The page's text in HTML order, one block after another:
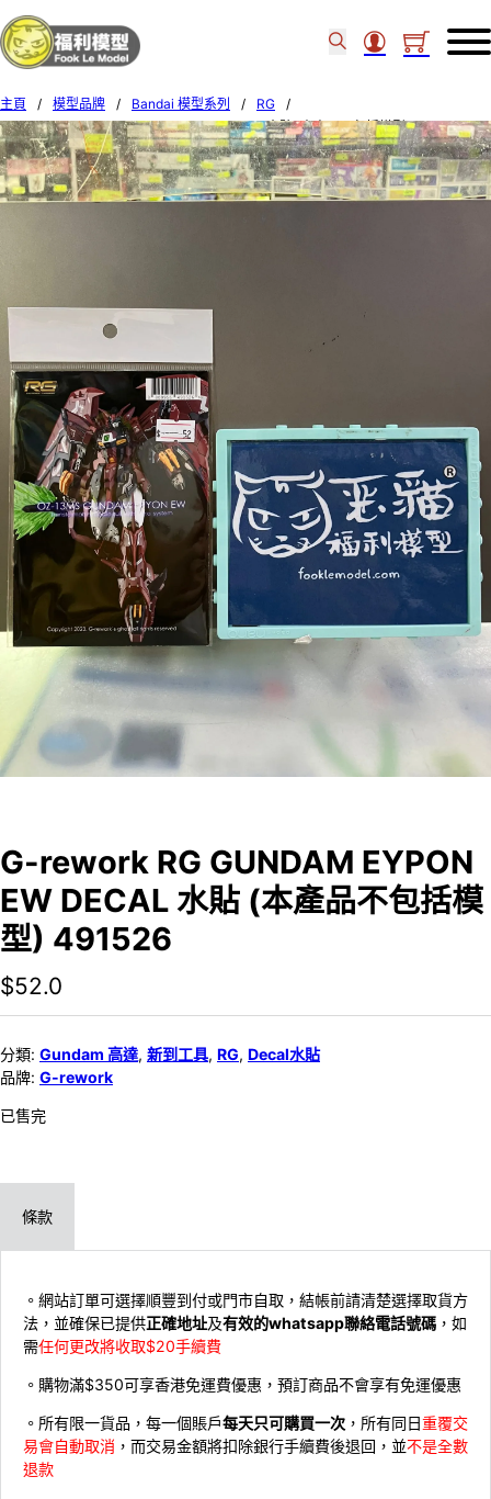
主頁 / 模型品牌 / Bandai 模型系列 / RG
/
G-rework RG GUNDAM EYPON EW DECAL 水貼 (本產品不包括模型) 491526
G-rework RG GUNDAM EYPON
EW DECAL 水貼 (本產品不包括模
型) 491526
$52.0
分類: Gundam 高達, 新到工具, RG, Decal水貼
品牌: G-rework
已售完
條款
。網站訂單可選擇順豐到付或門市自取，結帳前請清楚選擇取貨方
法，並確保已提供正確地址及有效的whatsapp聯絡電話號碼 ，如
需任何更改將收取$20手續費
。購物滿$350可享香港免運費優惠，預訂商品不會享有免運優惠
。所有限一貨品，每一個賬戶每天只可購買一次 ，所有同日重覆交
易會自動取消 ，而交易金額將扣除銀行手續費後退回，並不是全數
退款